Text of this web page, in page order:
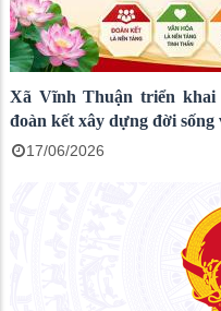
Xã Vĩnh Thuận triển khai
đoàn kết xây dựng đời sống
17/06/2026